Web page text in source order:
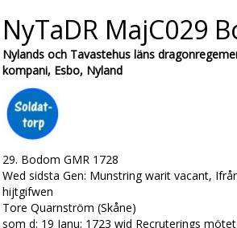
NyTaDR MajC029
Nylands och Tavastehus läns
kompani, Esbo, Nyland
29. Bodom GMR 1728
Wed sidsta Gen: Munstring warit vacant,
hijtgifwen
Tore Quarnström (Skåne)
som d: 19 Janu: 1723 wid Recruterings